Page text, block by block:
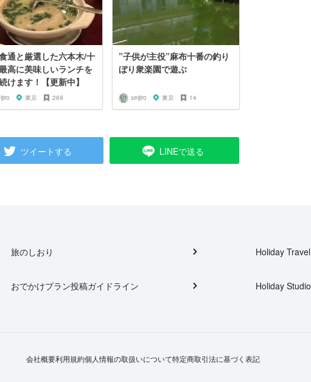
通と厳選した六本木/十
高に美味しいランチを
けます！【更新中】
東京 269
”子供が主役”麻布十番の釣り
ぼり衆楽園で遊ぶ
seijiro 東京 14
ツイートする LINEで送る
旅のしおり
おでかけプラン投稿ガイドライン
Holiday Travel
Holiday Studio
会社概要利用規約個人情報の取扱いについて特定商取引法に基づく表記